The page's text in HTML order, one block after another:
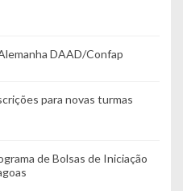
DAAD/Confap
para novas turmas
de Bolsas de Iniciação